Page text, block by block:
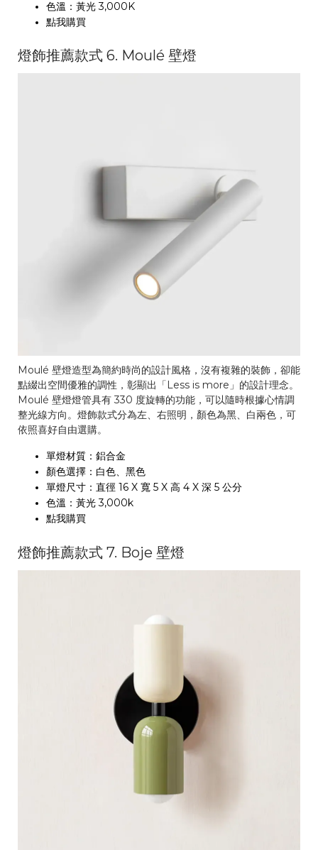
色溫：黃光 3,000K
點我購買
燈飾推薦款式 6. Moulé 壁燈
Moulé 壁燈造型為簡約時尚的設計風格，沒有複雜的裝飾，卻能
點綴出空間優雅的調性，彰顯出「Less is more」的設計理念。
Moulé 壁燈燈管具有 330 度旋轉的功能，可以隨時根據心情調
整光線方向。燈飾款式分為左、右照明，顏色為黑、白兩色，可
依照喜好自由選購。
單燈材質：鋁合金
顏色選擇：白色、黑色
單燈尺寸：直徑 16 X 寬 5 X 高 4 X 深 5 公分
色溫：黃光 3,000k
點我購買
燈飾推薦款式 7. Boje 壁燈